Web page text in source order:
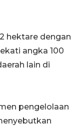
hektare dengan
angka 100
lain di
pengelolaan